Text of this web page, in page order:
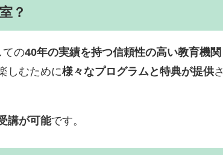
？
ての40年の実績を持つ信頼性の高い教育機関
しむために様々なプログラムと特典が提供さ
講が可能です。